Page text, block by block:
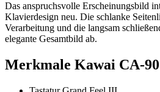
Das anspruchsvolle Erscheinungsbild
Klavierdesign neu. Die schlanke
Verarbeitung und die langsam
elegante Gesamtbild ab.
Merkmale Kawai CA-